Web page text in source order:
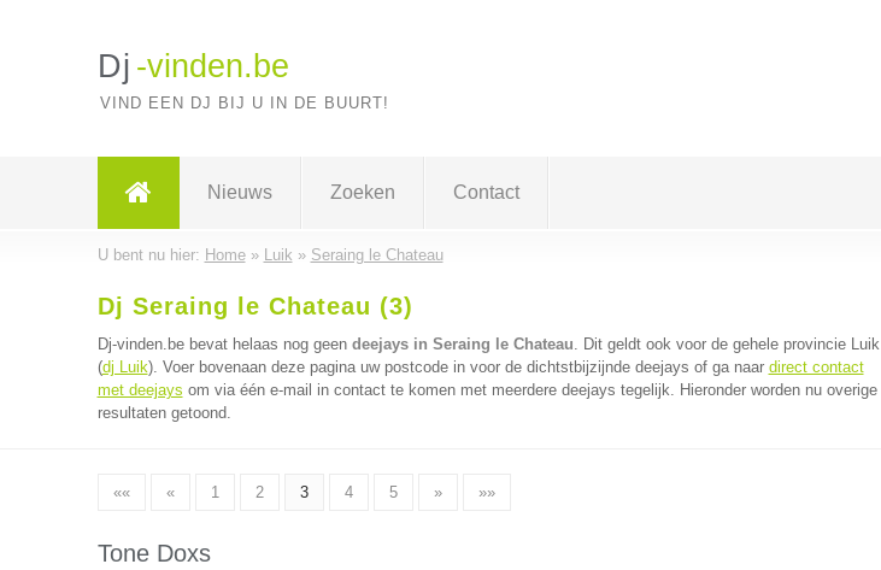
Dj -vinden.be
VIND EEN DJ BIJ U IN DE BUURT!
Nieuws Zoeken Contact
U bent nu hier: Home» Luik » Seraing le Chateau
Dj Seraing le Chateau (3)
Dj-vinden.be bevat helaas nog geen deejays in Seraing le Chateau. Dit geldt ook voor de gehele provincie Luik
(dj Luik). Voer bovenaan deze pagina uw postcode in voor de dichtstbijzijnde deejays of ga naar direct contact
met deejays om via één e-mail in contact te komen met meerdere deejays tegelijk. Hieronder worden nu overige
resultaten getoond.
«« « 1 2 3 4 5 » »»
Tone Doxs